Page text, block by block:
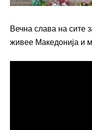
Вечна слава на сите
живее Македонија и